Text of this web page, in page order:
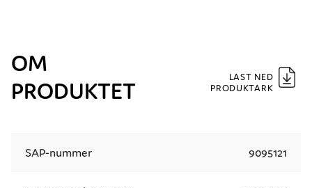
OM
PRODUKTET
LAST NED
PRODUKTARK
SAP-nummer 9095121